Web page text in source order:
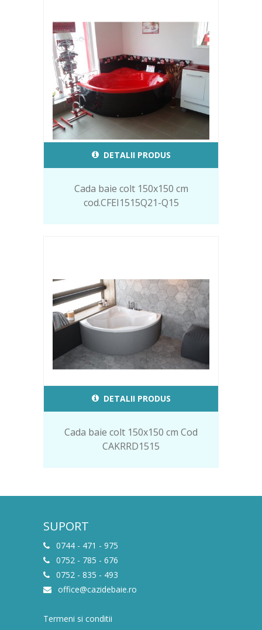
DETALII PRODUS
Cada baie colt 150x150 cm
cod.CFEI1515Q21-Q15
DETALII PRODUS
Cada baie colt 150x150 cm Cod
CAKRRD1515
SUPORT
0744 - 471 - 975
0752 - 785 - 676
0752 - 835 - 493
office@cazidebaie.ro
Termeni si conditii